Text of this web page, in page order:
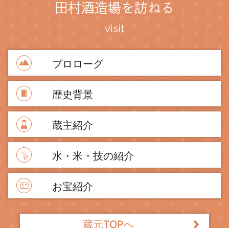
田村酒造場を訪ねる
visit
プロローグ
歴史背景
蔵主紹介
水・米・技の紹介
お宝紹介
蔵元TOPへ